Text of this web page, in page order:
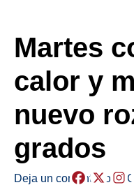
Martes
calor y
nuevo
grados
Deja un comentario /